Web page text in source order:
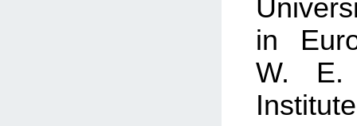
in
W.